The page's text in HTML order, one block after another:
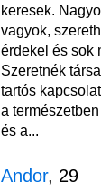
keresek.
vagyok,
érdekel és sok
Szeretnék
tartós
a
és a...
Andor, 29